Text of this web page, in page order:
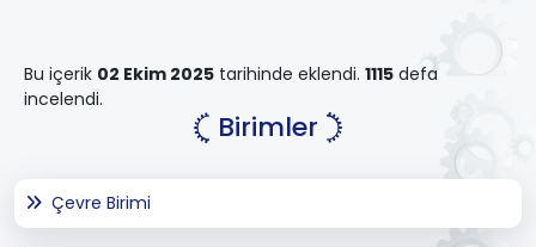
Bu içerik 02 Ekim 2025 tarihinde eklendi. 1115 defa
incelendi.
Birimler
Çevre Birimi